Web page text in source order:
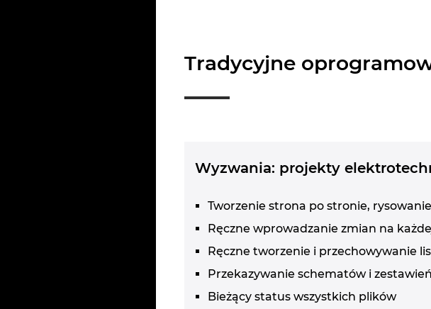
Tradycyjne
Wyzwania: projekty
Tworzenie strona po stronie,
Ręczne wprowadzanie zmian na
Ręczne tworzenie i przechowywanie
Przekazywanie schematów i
Bieżący status wszystkich plików